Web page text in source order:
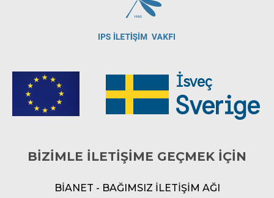
BİZİMLE İLETİŞİME GEÇMEK İÇİN
BİANET - BAĞIMSIZ İLETİŞİM AĞI